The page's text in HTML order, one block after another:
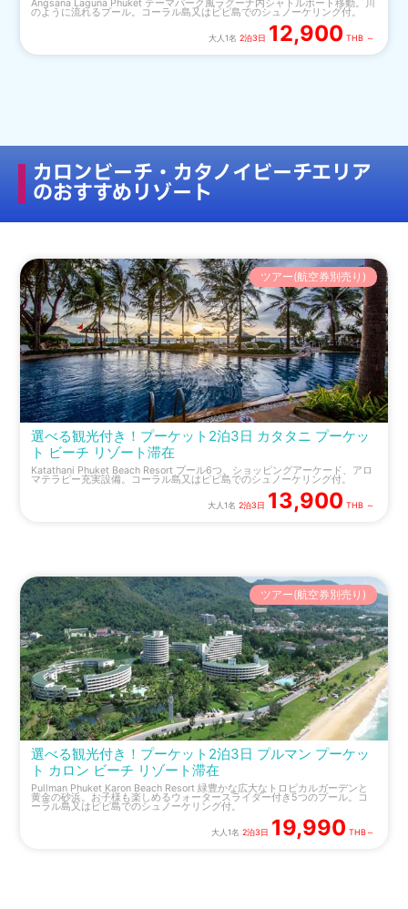
Angsana Laguna Phuket テーマパーク風ラグーナ内シャトルボート移動。川
のように流れるプール。コーラル島又はピピ島でのシュノーケリング付。
大人1名 2泊3日 12,900 THB ～
カロンビーチ・カタノイビーチエリア
のおすすめリゾート
選べる観光付き！プーケット2泊3日 カタタニ プーケッ
ト ビーチ リゾート滞在
Katathani Phuket Beach Resort プール6つ、ショッピングアーケード、アロ
マテラピー充実設備。コーラル島又はピピ島でのシュノーケリング付。
ツアー(航空券別売り)
大人1名 2泊3日 13,900 THB ～
選べる観光付き！プーケット2泊3日 プルマン プーケッ
ト カロン ビーチ リゾート滞在
Pullman Phuket Karon Beach Resort 緑豊かな広大なトロピカルガーデンと
黄金の砂浜。お子様も楽しめるウォータースライダー付き5つのプール。コ
ーラル島又はピピ島でのシュノーケリング付。
ツアー(航空券別売り)
大人1名 2泊3日 19,990 THB～